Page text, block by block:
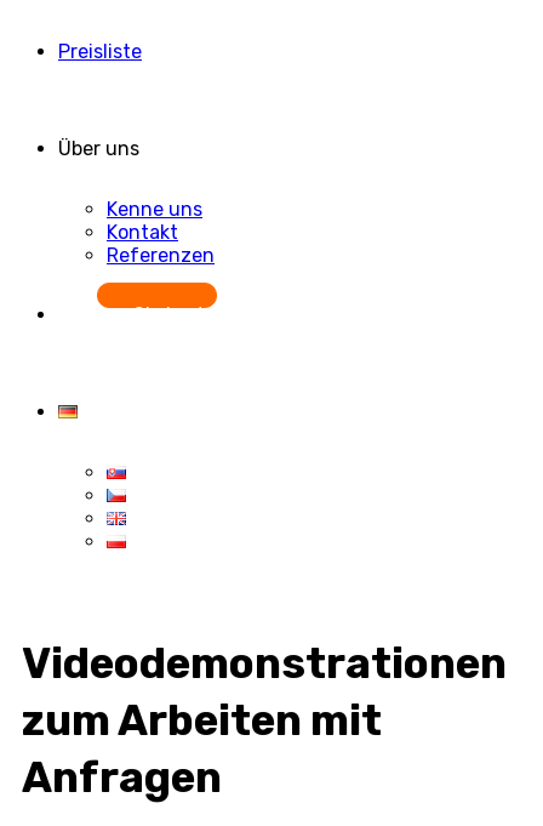
Preisliste
Über uns
Kenne uns
Kontakt
Referenzen
Starten Sie kostenlos
Videodemonstrationen
zum Arbeiten mit
Anfragen